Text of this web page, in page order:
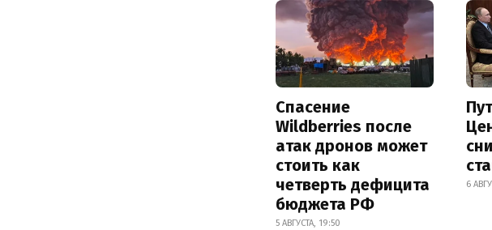
Спасение
Wildberries после
атак дронов может
стоить как
четверть дефицита
бюджета РФ
5 АВГУСТА, 19:50
6